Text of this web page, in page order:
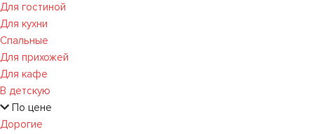
Для гостиной
Для кухни
Спальные
Для прихожей
Для кафе
В детскую
По цене
Дорогие